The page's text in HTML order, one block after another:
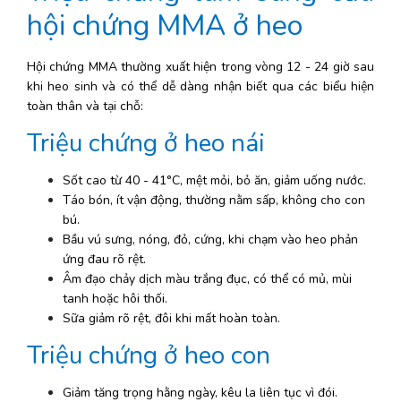
hội chứng MMA ở heo
Hội chứng MMA thường xuất hiện trong vòng 12 - 24 giờ sau
khi heo sinh và có thể dễ dàng nhận biết qua các biểu hiện
toàn thân và tại chỗ:
Triệu chứng ở heo nái
Sốt cao từ 40 - 41°C, mệt mỏi, bỏ ăn, giảm uống nước.
Táo bón, ít vận động, thường nằm sấp, không cho con
bú.
Bầu vú sưng, nóng, đỏ, cứng, khi chạm vào heo phản
ứng đau rõ rệt.
Âm đạo chảy dịch màu trắng đục, có thể có mủ, mùi
tanh hoặc hôi thối.
Sữa giảm rõ rệt, đôi khi mất hoàn toàn.
Triệu chứng ở heo con
Giảm tăng trọng hằng ngày, kêu la liên tục vì đói.